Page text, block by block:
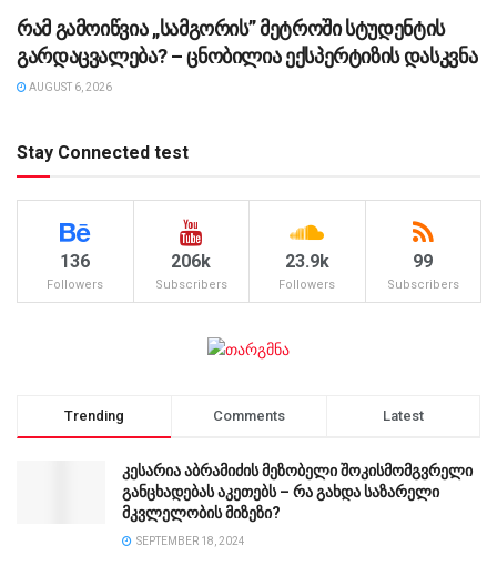
რამ გამოიწვია „სამგორის” მეტროში სტუდენტის
გარდაცვალება? – ცნობილია ექსპერტიზის დასკვნა
AUGUST 6, 2026
Stay Connected test
136
Followers
206k
Subscribers
23.9k
Followers
99
Subscribers
Trending Comments Latest
კესარია აბრამიძის მეზობელი შოკისმომგვრელი
განცხადებას აკეთებს – რა გახდა საზარელი
მკვლელობის მიზეზი?
SEPTEMBER 18, 2024